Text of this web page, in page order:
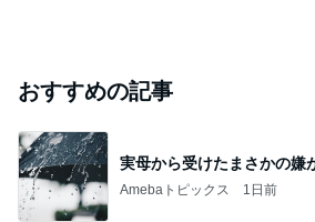
おすすめの記事
実母から受けたまさかの嫌
Amebaトピックス 1日前